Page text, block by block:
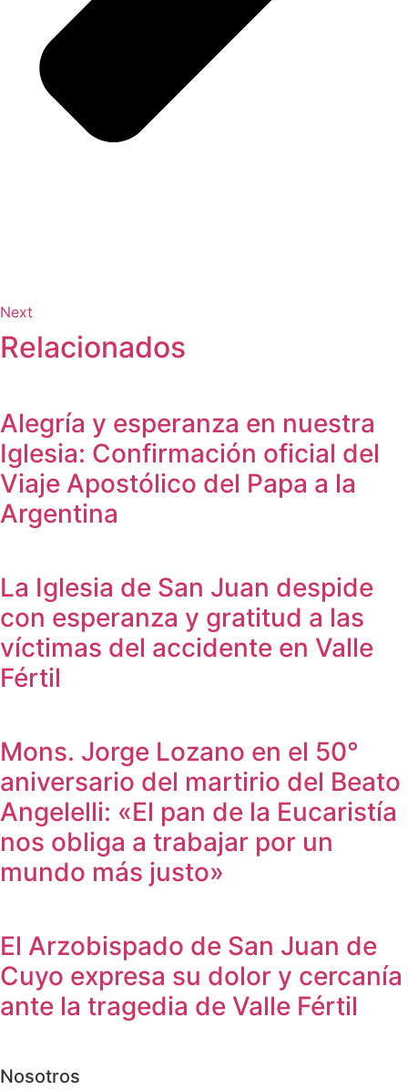
Next
Relacionados
Alegría y esperanza en nuestra
Iglesia: Confirmación oficial del
Viaje Apostólico del Papa a la
Argentina
La Iglesia de San Juan despide
con esperanza y gratitud a las
víctimas del accidente en Valle
Fértil
Mons. Jorge Lozano en el 50°
aniversario del martirio del Beato
Angelelli: «El pan de la Eucaristía
nos obliga a trabajar por un
mundo más justo»
El Arzobispado de San Juan de
Cuyo expresa su dolor y cercanía
ante la tragedia de Valle Fértil
Nosotros